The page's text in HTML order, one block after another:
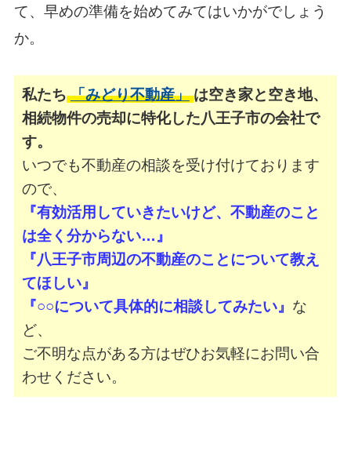
て、早めの準備を始めてみてはいかがでしょう
か。
私たち 「みどり不動産」 は空き家と空き地、
相続物件の売却に特化した八王子市の会社で
す。
いつでも不動産の相談を受け付けております
ので、
『有効活用していきたいけど、不動産のこと
は全く分からない…』
『八王子市周辺の不動産のことについて教え
てほしい』
『○○について具体的に相談してみたい』 な
ど、
ご不明な点がある方はぜひお気軽にお問い合
わせください。